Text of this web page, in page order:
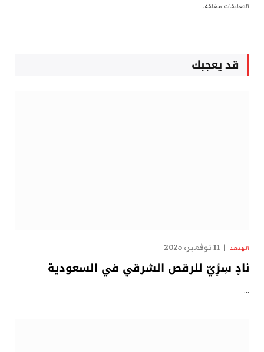
التعليقات مغلقة.
قد يعجبك
الهدهد 11 نوفمبر، 2025
نادٍ سِرِّيّ للرقص الشرقي في السعودية
…